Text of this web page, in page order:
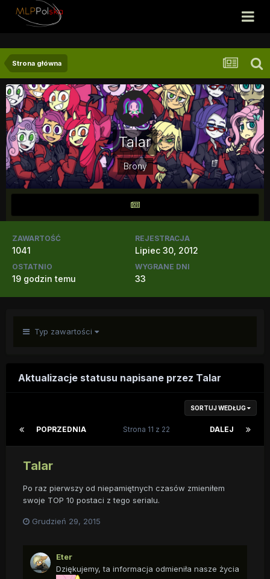
Strona główna
Talar
Brony
ZAWARTOŚĆ
1041
REJESTRACJA
Lipiec 30, 2012
OSTATNIO
19 godzin temu
WYGRANE DNI
33
Typ zawartości
Aktualizacje statusu napisane przez Talar
SORTUJ WEDŁUG
POPRZEDNIA DALEJ
Strona 11 z 22
Talar
Po raz pierwszy od niepamiętnych czasów zmieniłem
swoje TOP 10 postaci z tego serialu.
Grudzień 29, 2015
Eter
Dziękujemy, ta informacja odmieniła nasze życia